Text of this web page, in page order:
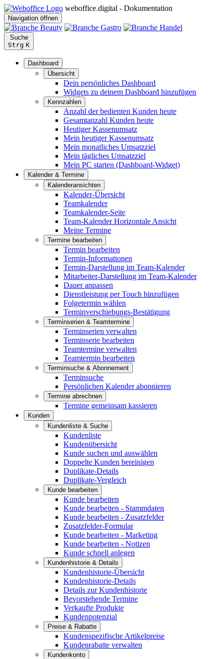
weboffice.digital - Dokumentation
Navigation öffnen
Suche
Strg K
Dashboard
Übersicht
Dein persönliches Dashboard
Widgets zu deinem Dashboard hinzufügen
Kennzahlen
Anzahl der bedienten Kunden heute
Gesamtanzahl Kunden heute
Heutiger Kassenumsatz
Mein heutiger Kassenumsatz
Mein monatliches Umsatzziel
Mein tägliches Umsatzziel
Mein PC starten (Dashboard-Widget)
Kalender & Termine
Kalenderansichten
Kalender-Übersicht
Teamkalender
Teamkalender-Seite
Team-Kalender Horizontale Ansicht
Meine Termine
Termine bearbeiten
Termin bearbeiten
Termin-Informationen
Termin-Darstellung im Team-Kalender
Mitarbeiter-Darstellung im Team-Kalender
Dauer anpassen
Dienstleistung per Touch hinzufügen
Folgetermin wählen
Terminverschiebungs-Bestätigung
Terminserien & Teamtermine
Terminserien verwalten
Terminserie bearbeiten
Teamtermine verwalten
Teamtermin bearbeiten
Terminsuche & Abonnement
Terminsuche
Persönlichen Kalender abonnieren
Termine abrechnen
Termine gemeinsam kassieren
Kunden
Kundenliste & Suche
Kundenliste
Kundenübersicht
Kunde suchen und auswählen
Doppelte Kunden bereinigen
Duplikate-Details
Duplikate-Vergleich
Kunde bearbeiten
Kunde bearbeiten
Kunde bearbeiten - Stammdaten
Kunde bearbeiten - Zusatzfelder
Zusatzfelder-Formular
Kunde bearbeiten - Marketing
Kunde bearbeiten - Notizen
Kunde schnell anlegen
Kundenhistorie & Details
Kundenhistorie-Übersicht
Kundenhistorie-Details
Details zur Kundenhistorie
Bevorstehende Termine
Verkaufte Produkte
Kundenpotenzial
Preise & Rabatte
Kundenspezifische Artikelpreise
Kundenrabatte verwalten
Kundenkonto